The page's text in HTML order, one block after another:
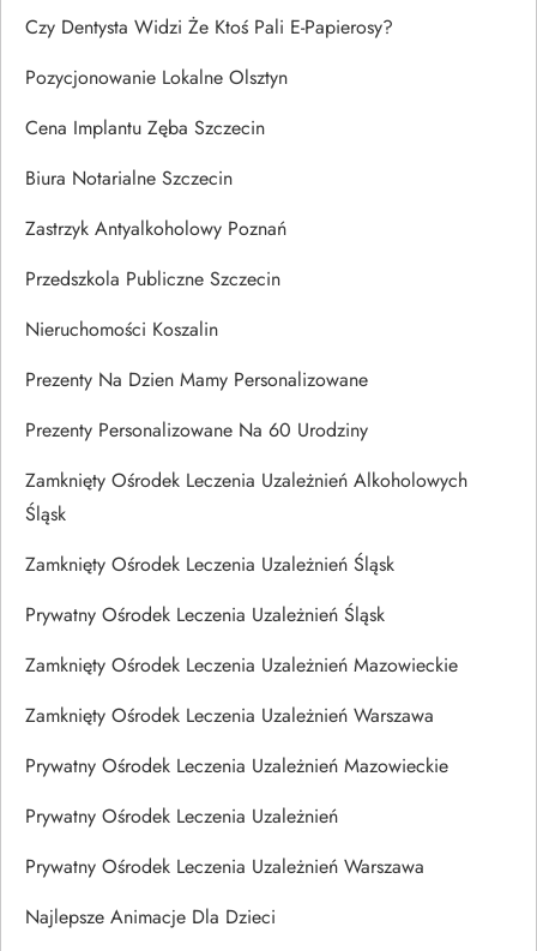
Czy Dentysta Widzi Że Ktoś Pali E-Papierosy?
Pozycjonowanie Lokalne Olsztyn
Cena Implantu Zęba Szczecin
Biura Notarialne Szczecin
Zastrzyk Antyalkoholowy Poznań
Przedszkola Publiczne Szczecin
Nieruchomości Koszalin
Prezenty Na Dzien Mamy Personalizowane
Prezenty Personalizowane Na 60 Urodziny
Zamknięty Ośrodek Leczenia Uzależnień Alkoholowych
Śląsk
Zamknięty Ośrodek Leczenia Uzależnień Śląsk
Prywatny Ośrodek Leczenia Uzależnień Śląsk
Zamknięty Ośrodek Leczenia Uzależnień Mazowieckie
Zamknięty Ośrodek Leczenia Uzależnień Warszawa
Prywatny Ośrodek Leczenia Uzależnień Mazowieckie
Prywatny Ośrodek Leczenia Uzależnień
Prywatny Ośrodek Leczenia Uzależnień Warszawa
Najlepsze Animacje Dla Dzieci